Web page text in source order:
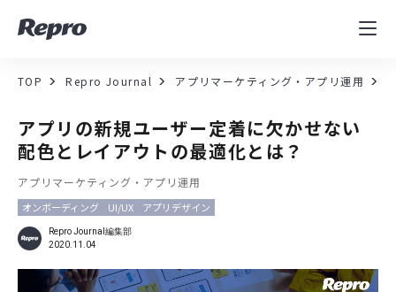
MAツール
コンサルティング
導入事例
セミナー／イベント
TOP Repro Journal アプリマーケティング・アプリ運用
アプリの新規ユーザー定着に欠かせない
配色とレイアウトの最適化とは？
アプリマーケティング・アプリ運用
オンボーディング UI/UX アプリデザイン
Repro Journal編集部
2020.11.04